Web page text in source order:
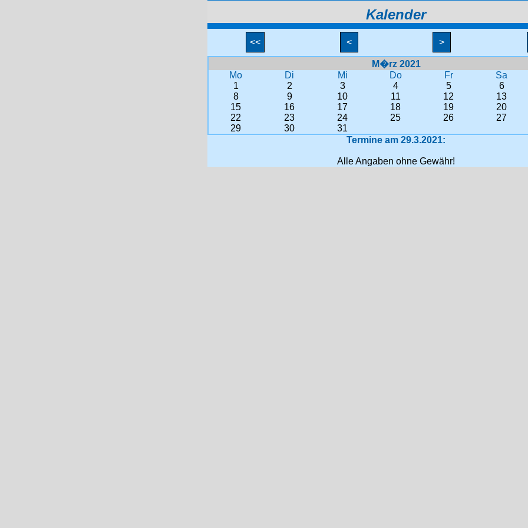
Kalender
<< < >
M�rz 2021
Mo
Di Mi Do Fr Sa
1
2 3 4 5 6
8
9 10 11 12 13
15
16 17 18 19 20
22
23 24 25 26 27
29
30
31
Termine am 29.3.2021:
Alle Angaben ohne Gewähr!